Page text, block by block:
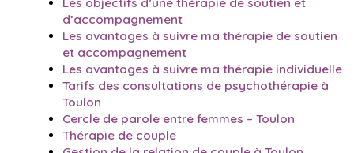
Les objectifs d’une thérapie de soutien et
d’accompagnement
Les avantages à suivre ma thérapie de soutien
et accompagnement
Les avantages à suivre ma thérapie individuelle
Tarifs des consultations de psychothérapie à
Toulon
Cercle de parole entre femmes – Toulon
Thérapie de couple